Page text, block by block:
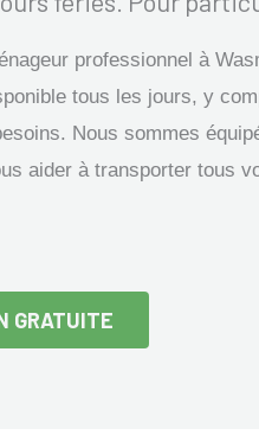
professionnel à
tous les jours, y
Nous sommes
aider à transporter tous
GRATUITE